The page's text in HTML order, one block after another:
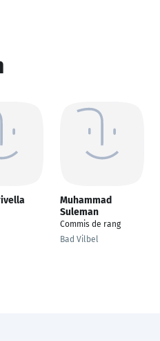
Muhammad
Suleman
Commis de rang
Bad Vilbel